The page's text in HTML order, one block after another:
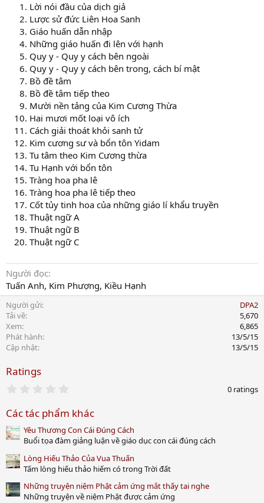
Lời nói đầu của dịch giả
Lược sử đức Liên Hoa Sanh
Giáo huấn dẫn nhập
Những giáo huấn đi lên với hạnh
Quy y - Quy y cách bên ngoài
Quy y - Quy y cách bên trong, cách bí mật
Bồ đề tâm
Bồ đề tâm tiếp theo
Mười nền tảng của Kim Cương Thừa
Hai mươi mốt loại vô ích
Cách giải thoát khỏi sanh tử
Kim cương sư và bổn tôn Yidam
Tu tâm theo Kim Cương thừa
Tu Hạnh với bổn tôn
Tràng hoa pha lê
Tràng hoa pha lê tiếp theo
Cốt tủy tinh hoa của những giáo lí khẩu truyền
Thuật ngữ A
Thuật ngữ B
Thuật ngữ C
Người đọc
Tuấn Anh, Kim Phượng, Kiều Hạnh
Người gửi
DPA2
Tải về
5,670
Xem
6,865
Phát hành
13/5/15
Cập nhật
13/5/15
Ratings
0
t
a
(
s
)
0 ratings
Các tác phẩm khác
Yêu Thương Con Cái Đúng Cách
Buổi tọa đàm giảng luận về giáo dục con cái đúng cách
Lòng Hiếu Thảo Của Vua Thuấn
Tấm lòng hiếu thảo hiếm có trong Trời đất
Những truyện niệm Phật cảm ứng mắt thấy tai nghe
Những truyện về niệm Phật được cảm ứng